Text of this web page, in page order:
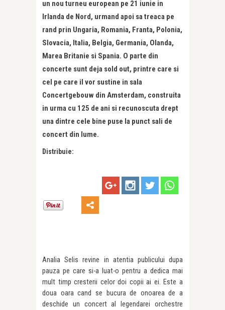
un nou turneu european pe 21 iunie in
Irlanda de Nord, urmand apoi sa treaca pe
rand prin Ungaria, Romania, Franta, Polonia,
Slovacia, Italia, Belgia, Germania, Olanda,
Marea Britanie si Spania. O parte din
concerte sunt deja sold out, printre care si
cel pe care il vor sustine in sala
Concertgebouw din Amsterdam, construita
in urma cu 125 de ani si recunoscuta drept
una dintre cele bine puse la punct sali de
concert din lume.
Distribuie:
Analia Selis revine in atentia publicului dupa
pauza pe care si-a luat-o pentru a dedica mai
mult timp cresterii celor doi copii ai ei. Este a
doua oara cand se bucura de onoarea de a
deschide un concert al legendarei orchestre